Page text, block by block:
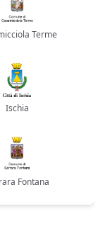
Terme
Ischia
Fontana